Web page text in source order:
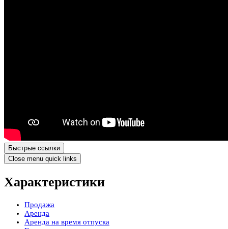
Быстрые ссылки
Close menu quick links
Характеристики
Продажа
Аренда
Аренда на время отпуска